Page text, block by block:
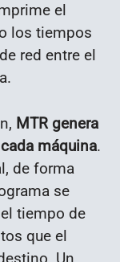
el
los tiempos
red entre el
MTR genera
máquina.
de forma
se
tiempo de
que el